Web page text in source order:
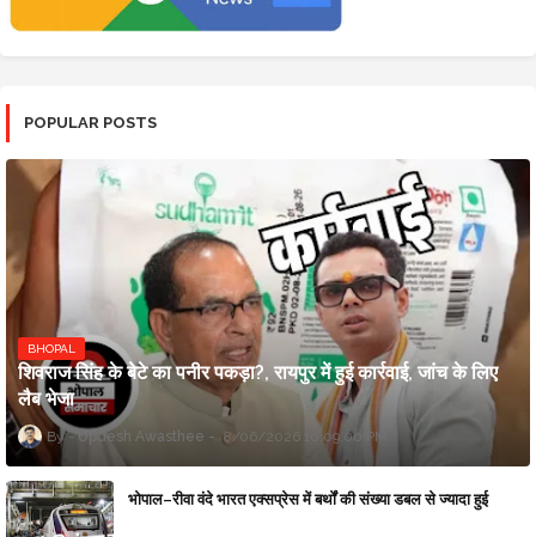
POPULAR POSTS
BHOPAL
शिवराज सिंह के बेटे का पनीर पकड़ा?, रायपुर में हुई कार्रवाई, जांच के लिए
लैब भेजा
Updesh Awasthee 8/06/2026 10:09:00 PM
भोपाल–रीवा वंदे भारत एक्सप्रेस में बर्थों की संख्या डबल से ज्यादा हुई